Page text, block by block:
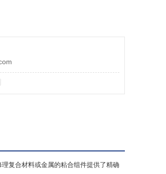
复合材料或金属的粘合组件提供了精确